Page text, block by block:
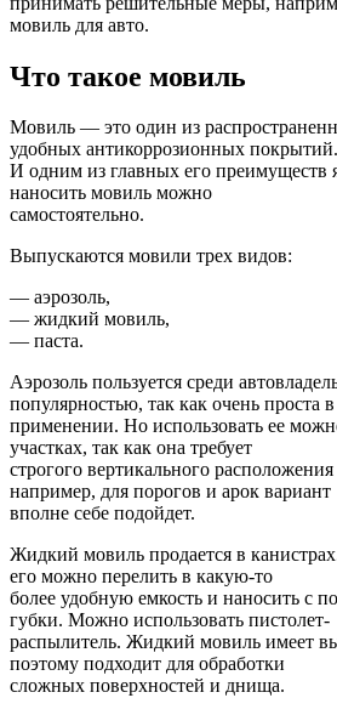
мовиль для авто.
Что такое мовиль
Мовиль — это один из
удобных антикоррозионных покрытий.
И одним из главных его преимуществ
наносить мовиль можно
самостоятельно.
Выпускаются мовили трех видов:
— аэрозоль,
— жидкий мовиль,
— паста.
Аэрозоль пользуется среди
популярностью, так как очень проста в
применении. Но использовать ее
участках, так как она требует
строгого вертикального
например, для порогов и арок вариант
вполне себе подойдет.
Жидкий мовиль продается в
его можно перелить в какую-то
более удобную емкость и наносить с
губки. Можно использовать пистолет-
распылитель. Жидкий мовиль имеет
поэтому подходит для обработки
сложных поверхностей и днища.